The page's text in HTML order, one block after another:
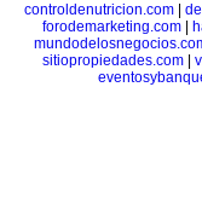
controldenutricion.com
forodemarketing.com|
sitiopropiedades.com|